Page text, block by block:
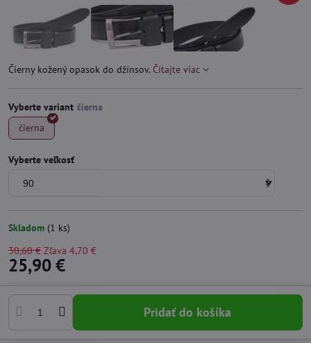
Čierny kožený opasok do džínsov. Čítajte viac
Vyberte variant
čierna
Vyberte veľkosť
Skladom (1 ks)
30,60 € Zľava 4,70 €
25,90 €
Pridať do košíka